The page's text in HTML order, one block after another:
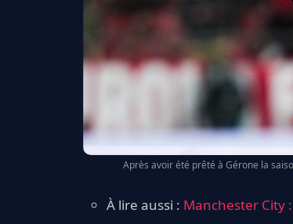
Après avoir été prêté à Gérone la
À lire aussi : Manchester City